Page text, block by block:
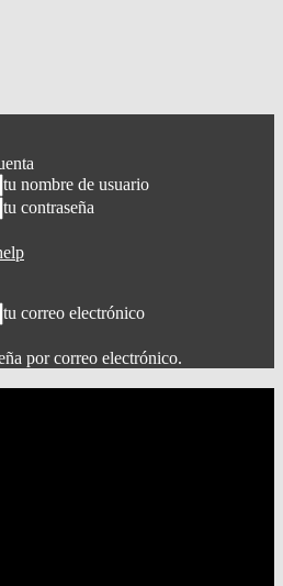
tu nombre de usuario
tu contraseña
tu correo electrónico
por correo electrónico.